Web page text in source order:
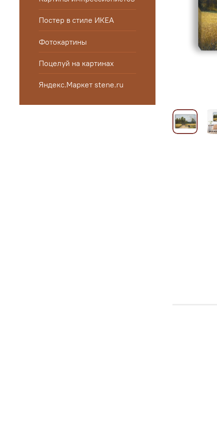
Постер в стиле ИКЕА
Фотокартины
Поцелуй на картинах
Яндекс.Маркет stene.ru